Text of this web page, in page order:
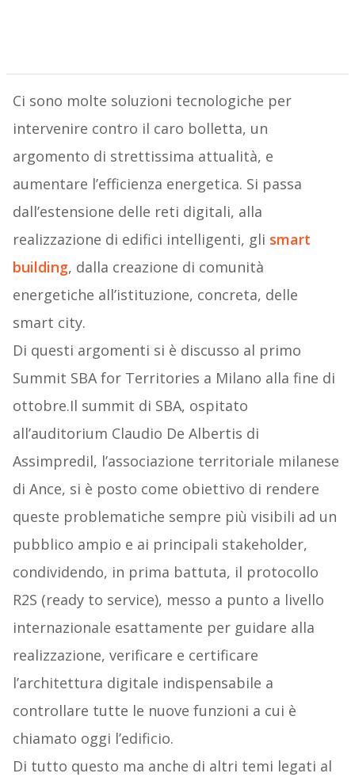
Ci sono molte soluzioni tecnologiche per
intervenire contro il caro bolletta, un
argomento di strettissima attualità, e
aumentare l’efficienza energetica. Si passa
dall’estensione delle reti digitali, alla
realizzazione di edifici intelligenti, gli smart
building, dalla creazione di comunità
energetiche all’istituzione, concreta, delle
smart city.
Di questi argomenti si è discusso al primo
Summit SBA for Territories a Milano alla fine di
ottobre.Il summit di SBA, ospitato
all’auditorium Claudio De Albertis di
Assimpredil, l’associazione territoriale milanese
di Ance, si è posto come obiettivo di rendere
queste problematiche sempre più visibili ad un
pubblico ampio e ai principali stakeholder,
condividendo, in prima battuta, il protocollo
R2S (ready to service), messo a punto a livello
internazionale esattamente per guidare alla
realizzazione, verificare e certificare
l’architettura digitale indispensabile a
controllare tutte le nuove funzioni a cui è
chiamato oggi l’edificio.
Di tutto questo ma anche di altri temi legati al